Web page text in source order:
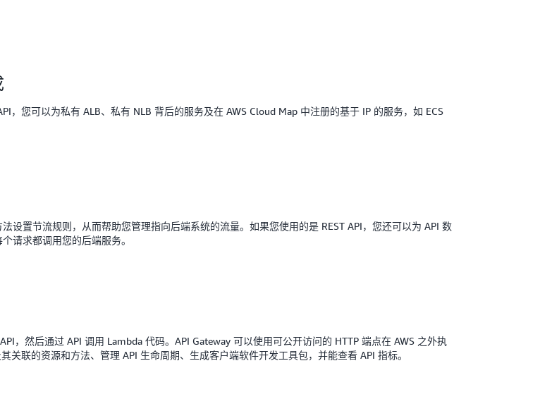
，您可以为私有 ALB、私有 NLB 背后的服务及在 AWS Cloud Map 中注册的基于 IP 的服务，如 ECS
设置节流规则，从而帮助您管理指向后端系统的流量。如果您使用的是 REST API，您还可以为 API 数
请求都调用您的后端服务。
，然后通过 API 调用 Lambda 代码。API Gateway 可以使用可公开访问的 HTTP 端点在 AWS 之外执
关联的资源和方法、管理 API 生命周期、生成客户端软件开发工具包，并能查看 API 指标。